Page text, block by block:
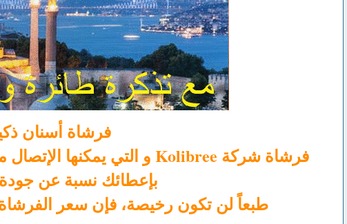
فرشاة أسنان
بإعطائك نسبة عن
طبعاً لن تكون رخيصة، فإن سعر الفرشاة سيكون ما بين 100$ إلى 200$ و ستكون